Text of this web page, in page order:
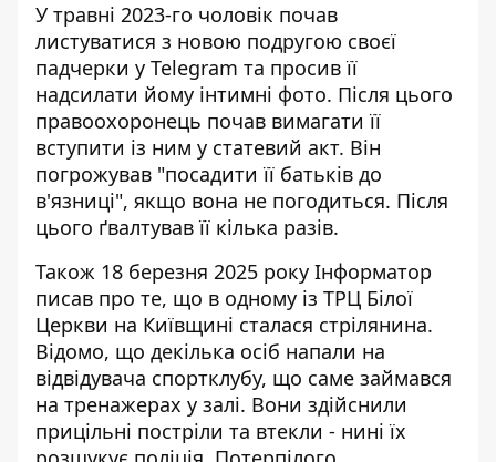
У травні 2023-го чоловік почав
листуватися з новою подругою своєї
падчерки у Telegram та просив її
надсилати йому інтимні фото. Після цього
правоохоронець почав вимагати її
вступити із ним у статевий акт. Він
погрожував "посадити її батьків до
в'язниці", якщо вона не погодиться. Після
цього ґвалтував її кілька разів.
Також 18 березня 2025 року Інформатор
писав про те, що в одному із ТРЦ Білої
Церкви на Київщині сталася стрілянина.
Відомо, що декілька осіб напали на
відвідувача спортклубу, що саме займався
на тренажерах у залі. Вони здійснили
прицільні постріли та втекли - нині їх